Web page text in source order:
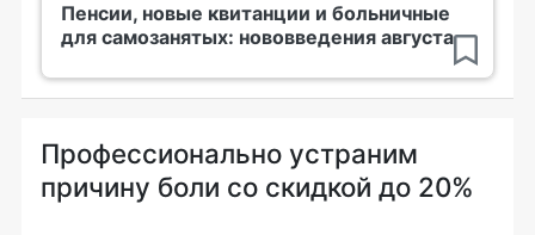
Пенсии, новые квитанции и больничные
для самозанятых: нововведения августа
Профессионально устраним
причину боли со скидкой до 20%